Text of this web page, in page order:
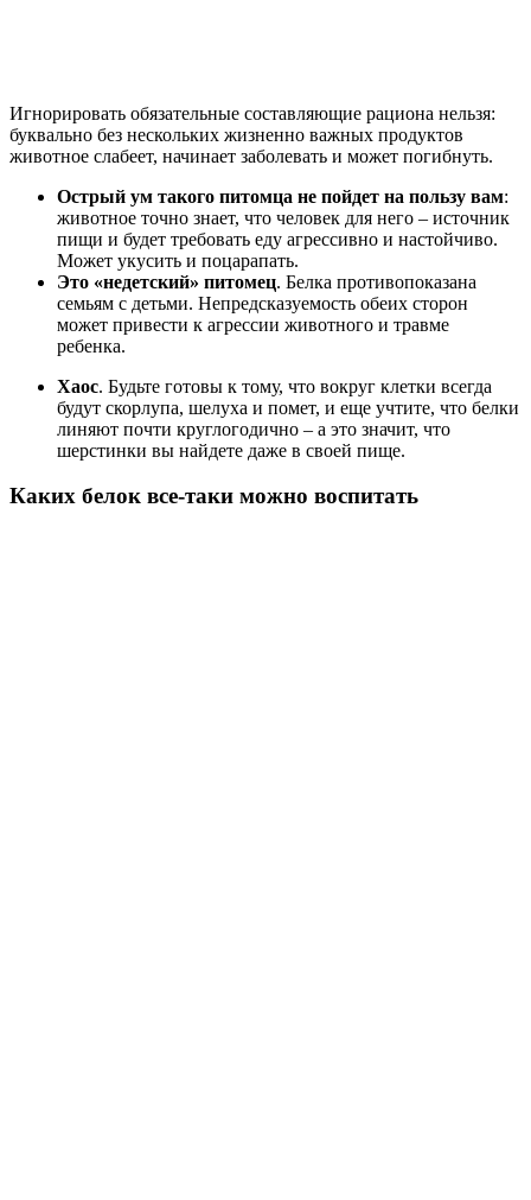
Игнорировать обязательные составляющие рациона нельзя:
буквально без нескольких жизненно важных продуктов
животное слабеет, начинает заболевать и может погибнуть.
Острый ум такого питомца не пойдет на пользу вам:
животное точно знает, что человек для него – источник
пищи и будет требовать еду агрессивно и настойчиво.
Может укусить и поцарапать.
Это «недетский» питомец. Белка противопоказана
семьям с детьми. Непредсказуемость обеих сторон
может привести к агрессии животного и травме
ребенка.
Хаос. Будьте готовы к тому, что вокруг клетки всегда
будут скорлупа, шелуха и помет, и еще учтите, что белки
линяют почти круглогодично – а это значит, что
шерстинки вы найдете даже в своей пище.
Каких белок все-таки можно воспитать